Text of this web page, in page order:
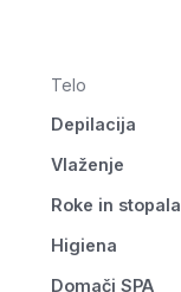
Telo
Depilacija
Vlaženje
Roke in stopala
Higiena
Domači SPA